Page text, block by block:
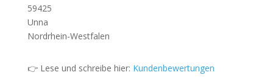
59425
Unna
Nordrhein-Westfalen
👉 Lese und schreibe hier: Kundenbewertungen